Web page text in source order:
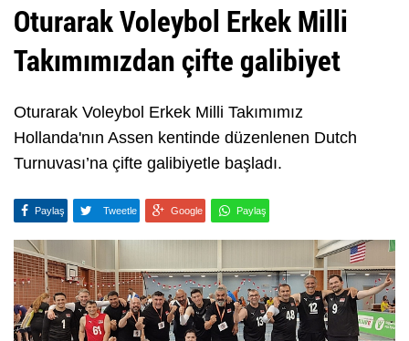
Oturarak Voleybol Erkek Milli
Takımımızdan çifte galibiyet
Oturarak Voleybol Erkek Milli Takımımız
Hollanda'nın Assen kentinde düzenlenen Dutch
Turnuvası’na çifte galibiyetle başladı.
Paylaş Tweetle Google Paylaş